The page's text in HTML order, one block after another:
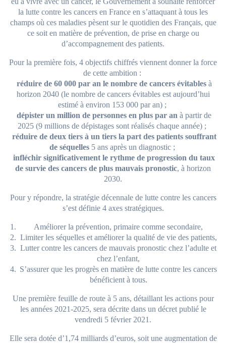
la lutte contre les cancers en France en s’attaquant à tous les
champs où ces maladies pèsent sur le quotidien des Français, que
ce soit en matière de prévention, de prise en charge ou
d’accompagnement des patients.
Pour la première fois, 4 objectifs chiffrés viennent donner la force
de cette ambition :
réduire de 60 000 par an le nombre de cancers évitablesà
horizon 2040 (le nombre de cancers évitables est aujourd’hui
estimé à environ 153 000 par an) ;
dépister un million de personnes en plus par an à partir de
2025 (9 millions de dépistages sont réalisés chaque année) ;
réduire de deux tiers à un tiers la part des patients souffrant
de séquelles5 ans après un diagnostic ;
infléchir significativement le rythme de progression du taux
de survie des cancers de plus mauvais pronostic, à horizon
2030.
Pour y répondre, la stratégie décennale de lutte contre les cancers
s’est définie 4 axes stratégiques.
Améliorer la prévention, primaire comme secondaire,
Limiter les séquelles et améliorer la qualité de vie des patients,
Lutter contre les cancers de mauvais pronostic chez l’adulte et
chez l’enfant,
S’assurer que les progrès en matière de lutte contre les cancers
bénéficient à tous.
Une première feuille de route à 5 ans, détaillant les actions pour
les années 2021-2025, sera décrite dans un décret publié le
vendredi 5 février 2021.
Elle sera dotée d’1,74 milliards d’euros, soit une augmentation de